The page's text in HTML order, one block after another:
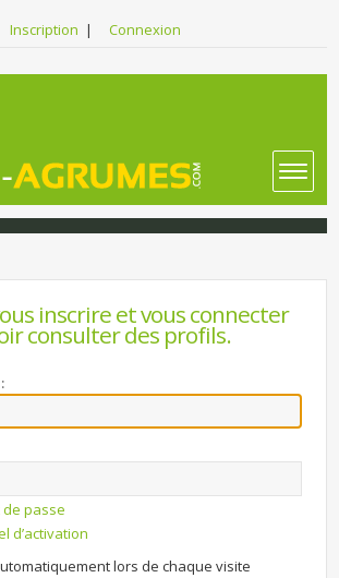
Inscription | Connexion
inscrire et vous connecter
consulter des profils.
de passe
d’activation
lors de chaque visite